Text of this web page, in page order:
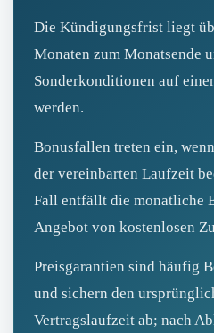
Die Kündigungsfrist liegt
Monaten zum Monatsende
Sonderkonditionen auf
werden.
Bonusfallen treten ein,
der vereinbarten Laufzeit
Fall entfällt die monatliche
Angebot von kostenlosen
Preisgarantien sind häufig
und sichern den
Vertragslaufzeit ab; nach